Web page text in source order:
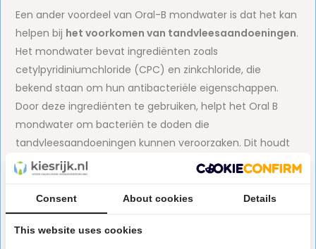
Een ander voordeel van Oral-B mondwater is dat het kan
helpen bij het voorkomen van tandvleesaandoeningen.
Het mondwater bevat ingrediënten zoals
cetylpyridiniumchloride (CPC) en zinkchloride, die
bekend staan om hun antibacteriële eigenschappen.
Door deze ingrediënten te gebruiken, helpt het Oral B
mondwater om bacteriën te doden die
tandvleesaandoeningen kunnen veroorzaken. Dit houdt
het tandvlees gezond en voorkomt
tandvleesaandoeningen.
van slechte adem. Dit is te danken aan de
Consent About cookies Details
This website uses cookies